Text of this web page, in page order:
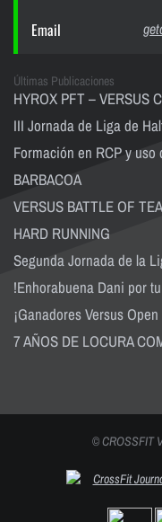
Email
Últimas Publicaciones
HYROX PFT – VERSUS
III Jornada de Liga de
Formación en RCP y
BARBACOA
VERSUS BATTLE OF
HARD RUNNING
Segunda Jornada de la
!Enhorabuena Dani por
¡Ganadores Versus
7 AÑOS DE LOCURA
© CROSSFIT